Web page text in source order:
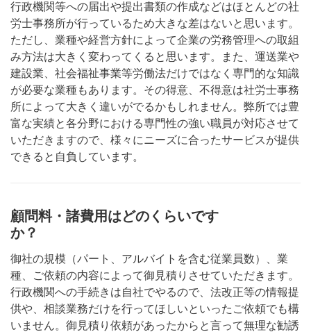
行政機関等への届出や提出書類の作成などはほとんどの社
労士事務所が行っているため大きな差はないと思います。
ただし、業種や経営方針によって企業の労務管理への取組
み方法は大きく変わってくると思います。また、運送業や
建設業、社会福祉事業等労働法だけではなく専門的な知識
が必要な業種もあります。その得意、不得意は社労士事務
所によって大きく違いがでるかもしれません。弊所では豊
富な実績と各分野における専門性の強い職員が対応させて
いただきますので、様々にニーズに合ったサービスが提供
できると自負しています。
顧問料・諸費用はどのくらいです
か？
御社の規模（パート、アルバイトを含む従業員数）、業
種、ご依頼の内容によって御見積りさせていただきます。
行政機関への手続きは自社でやるので、法改正等の情報提
供や、相談業務だけを行ってほしいといったご依頼でも構
いません。御見積り依頼があったからと言って無理な勧誘